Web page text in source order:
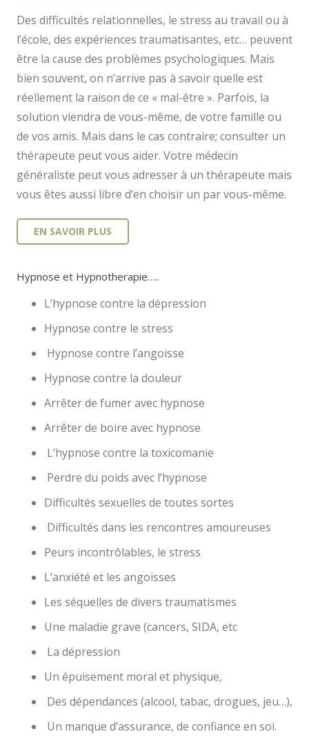
Des difficultés relationnelles, le stress au travail ou à
l’école, des expériences traumatisantes, etc… peuvent
être la cause des problèmes psychologiques. Mais
bien souvent, on n’arrive pas à savoir quelle est
réellement la raison de ce « mal-être ». Parfois, la
solution viendra de vous-même, de votre famille ou
de vos amis. Mais dans le cas contraire; consulter un
thérapeute peut vous aider. Votre médecin
généraliste peut vous adresser à un thérapeute mais
vous êtes aussi libre d’en choisir un par vous-même.
EN SAVOIR PLUS
Hypnose et Hypnotherapie…..
L’hypnose contre la dépression
Hypnose contre le stress
Hypnose contre l’angoisse
Hypnose contre la douleur
Arrêter de fumer avec hypnose
Arrêter de boire avec hypnose
L’hypnose contre la toxicomanie
Perdre du poids avec l’hypnose
Difficultés sexuelles de toutes sortes
Difficultés dans les rencontres amoureuses
Peurs incontrôlables, le stress
L’anxiété et les angoisses
Les séquelles de divers traumatismes
Une maladie grave (cancers, SIDA, etc
La dépression
Un épuisement moral et physique,
Des dépendances (alcool, tabac, drogues, jeu…),
Un manque d’assurance, de confiance en soi.